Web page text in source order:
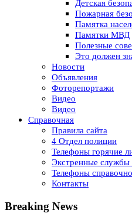
Детская
Пожарная
Памятка
Памятки МВД
Полезные
Это должен
Новости
Объявления
Фоторепортажи
Видео
Видео
Справочная
Правила сайта
4 Отдел полиции
Телефоны горячие
Экстренные
Телефоны
Контакты
Breaking News